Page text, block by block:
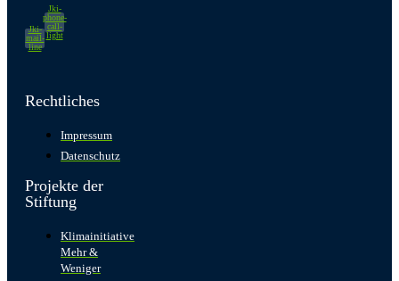
Jki-
mail-
line
Jki-
phone-
call-
light
Rechtliches
Impressum
Datenschutz
Projekte der
Stiftung
Klimainitiative
Mehr &
Weniger